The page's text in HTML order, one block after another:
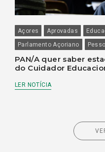
Açores Aprovadas
Parlamento Açoriano
PAN/A quer saber
do Cuidador
LER NOTÍCIA